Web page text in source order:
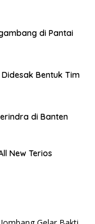
di Pantai
Didesak Bentuk Tim
di Banten
New Terios